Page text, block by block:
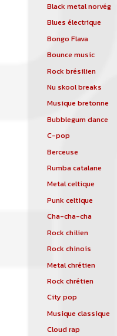
Black metal norvégien
Blues électrique
Bongo Flava
Bounce music
Rock brésilien
Nu skool breaks
Musique bretonne
Bubblegum dance
C-pop
Berceuse
Rumba catalane
Metal celtique
Punk celtique
Cha-cha-cha
Rock chilien
Rock chinois
Metal chrétien
Rock chrétien
City pop
Musique classique
Cloud rap